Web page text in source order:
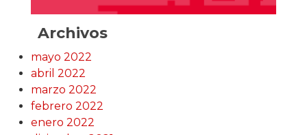
Archivos
mayo 2022
abril 2022
marzo 2022
febrero 2022
enero 2022